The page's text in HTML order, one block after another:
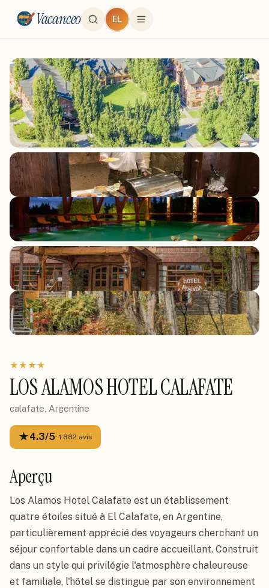
Vacanceo EL
★★★★
LOS ALAMOS HOTEL CALAFATE
calafate, Argentine
★4.3/5· 1 882 avis
Aperçu
Los Alamos Hotel Calafate est un établissement
quatre étoiles situé à El Calafate, en Argentine,
particulièrement apprécié des voyageurs cherchant un
séjour confortable dans un cadre accueillant. Construit
dans un style qui privilégie l'atmosphère chaleureuse
et familiale, l'hôtel se distingue par son environnement